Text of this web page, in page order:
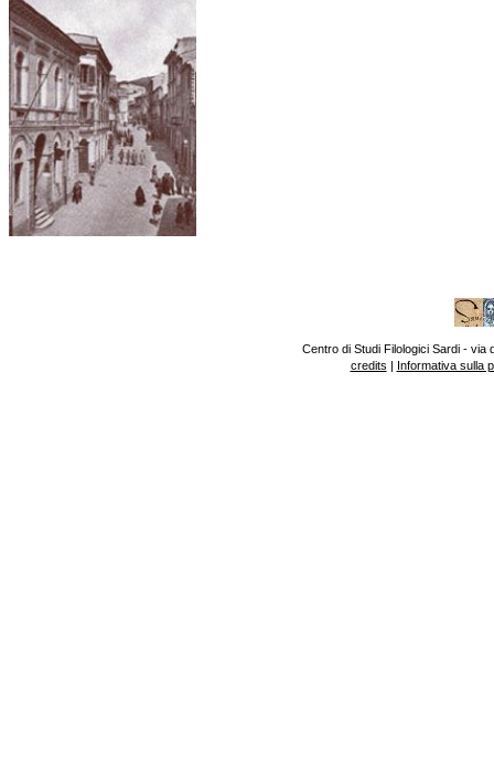
Centro di Studi Filologici Sardi - via
credits | Informativa sulla